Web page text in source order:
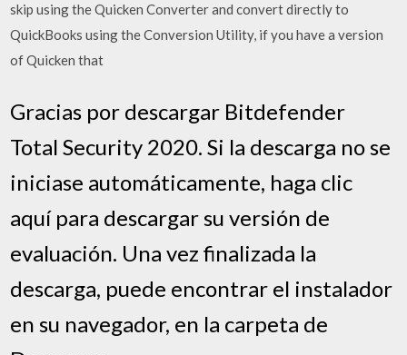
skip using the Quicken Converter and convert directly to
QuickBooks using the Conversion Utility, if you have a version
of Quicken that
Gracias por descargar Bitdefender
Total Security 2020. Si la descarga no se
iniciase automáticamente, haga clic
aquí para descargar su versión de
evaluación. Una vez finalizada la
descarga, puede encontrar el instalador
en su navegador, en la carpeta de